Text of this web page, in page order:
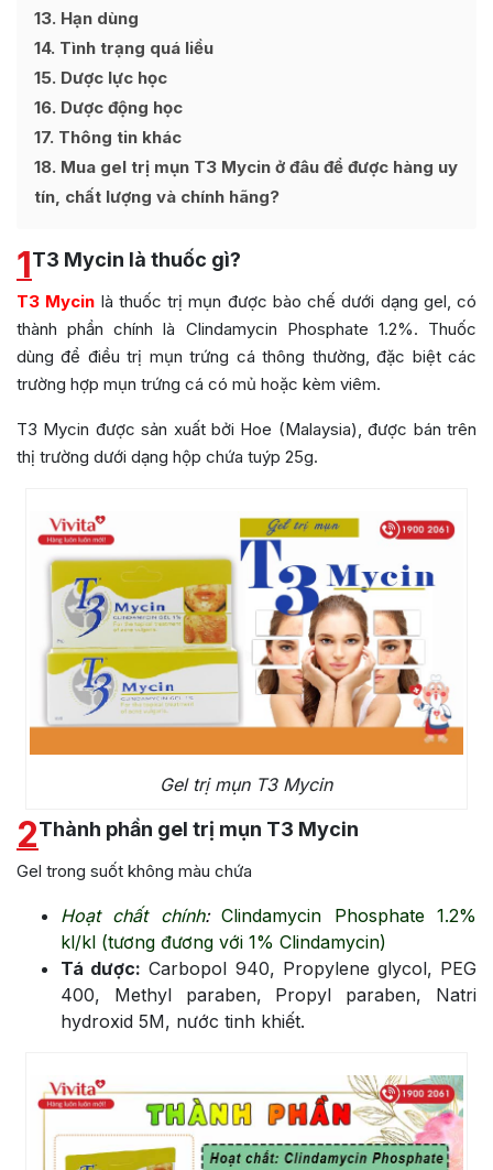
13 Hạn dùng
14 Tình trạng quá liều
15 Dược lực học
16 Dược động học
17 Thông tin khác
18 Mua gel trị mụn T3 Mycin ở đâu để được hàng uy
tín, chất lượng và chính hãng?
1T3 Mycin là thuốc gì?
T3 Mycin là thuốc trị mụn được bào chế dưới dạng gel, có
thành phần chính là Clindamycin Phosphate 1.2%. Thuốc
dùng để điều trị mụn trứng cá thông thường, đặc biệt các
trường hợp mụn trứng cá có mủ hoặc kèm viêm.
T3 Mycin được sản xuất bởi Hoe (Malaysia), được bán trên
thị trường dưới dạng hộp chứa tuýp 25g.
Gel trị mụn T3 Mycin
2Thành phần gel trị mụn T3 Mycin
Gel trong suốt không màu chứa
Hoạt chất chính: Clindamycin Phosphate 1.2%
kl/kl (tương đương với 1% Clindamycin)
Tá dược: Carbopol 940, Propylene glycol, PEG
400, Methyl paraben, Propyl paraben, Natri
hydroxid 5M, nước tinh khiết.